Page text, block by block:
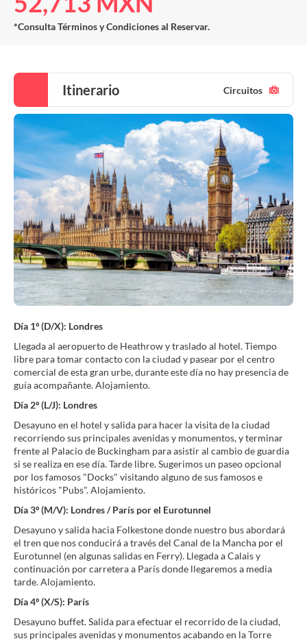
*Consulta Términos y Condiciones al Reservar.
Itinerario Circuitos
Día 1º (D/X): Londres
Llegada al aeropuerto de Heathrow y traslado al hotel. Tiempo
libre para tomar contacto con la ciudad y pasear por el centro
comercial de esta gran urbe, durante este día no hay presencia de
guía acompañante. Alojamiento.
Día 2º (L/J): Londres
Desayuno en el hotel y salida para hacer la visita de la ciudad
recorriendo sus principales avenidas y monumentos, y terminar
frente al Palacio de Buckingham para asistir al cambio de guardia
si se realiza en ese día. Tarde libre. Sugerimos un paseo opcional
por los famosos "Docks" visitando alguno de sus famosos e
históricos "Pubs". Alojamiento.
Día 3º (M/V): Londres / París por el Eurotunnel
Desayuno y salida hacia Folkestone donde nuestro bus abordará
el tren que nos conducirá a través del Canal de la Mancha por el
Eurotunnel (en algunas salidas en Ferry). Llegada a Calais y
continuación por carretera a París donde llegaremos a media
tarde. Alojamiento.
Día 4º (X/S): París
Desayuno buffet. Salida para efectuar el recorrido de la ciudad,
sus principales avenidas y monumentos acabando en la Torre